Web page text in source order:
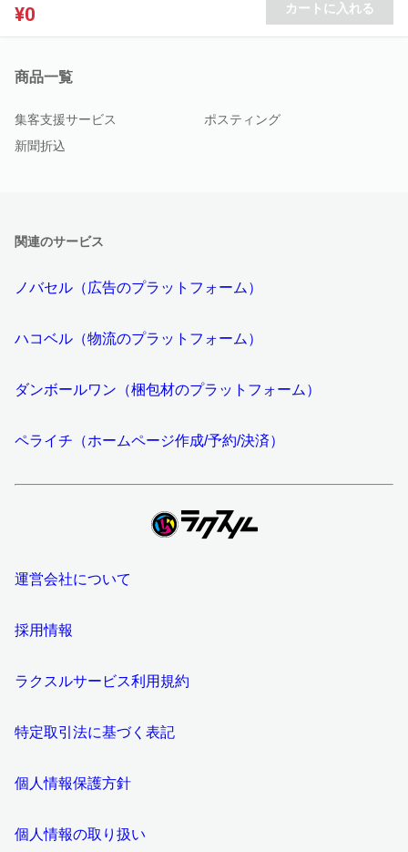
¥0 カートに入れる
商品一覧
集客支援サービス
ポスティング
新聞折込
関連のサービス
ノバセル（広告のプラットフォーム）
ハコベル（物流のプラットフォーム）
ダンボールワン（梱包材のプラットフォーム）
ペライチ（ホームページ作成/予約/決済）
運営会社について
採用情報
ラクスルサービス利用規約
特定取引法に基づく表記
個人情報保護方針
個人情報の取り扱い